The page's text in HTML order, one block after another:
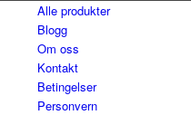
Alle produkter
Blogg
Om oss
Kontakt
Betingelser
Personvern